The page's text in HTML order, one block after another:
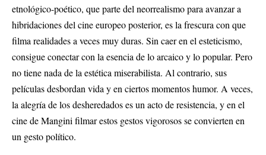
etnológico-poético, que parte del neorrealismo para avanzar a
hibridaciones del cine europeo posterior, es la frescura con que
filma realidades a veces muy duras. Sin caer en el esteticismo,
consigue conectar con la esencia de lo arcaico y lo popular. Pero
no tiene nada de la estética miserabilista. Al contrario, sus
películas desbordan vida y en ciertos momentos humor. A veces,
la alegría de los desheredados es un acto de resistencia, y en el
cine de Mangini filmar estos gestos vigorosos se convierten en
un gesto político.